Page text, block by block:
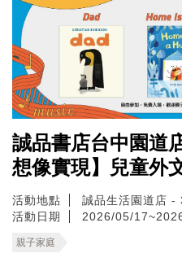
誠品書店台中園道
想像實現】兒童外
活動地點
誠品生活園道店 -
活動日期
2026/05/
親子家庭